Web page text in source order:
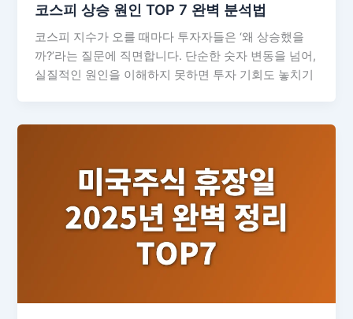
코스피 상승 원인 TOP 7 완벽 분석법
코스피 지수가 오를 때마다 투자자들은 ‘왜 상승했을
까?’라는 질문에 직면합니다. 단순한 숫자 변동을 넘어,
실질적인 원인을 이해하지 못하면 투자 기회도 놓치기